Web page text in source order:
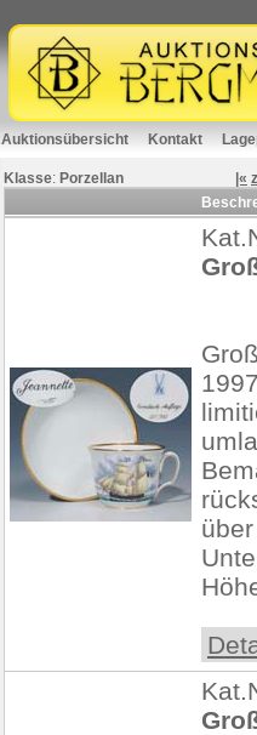
Auktionsübersicht Kontakt
Klasse: Porzellan |«